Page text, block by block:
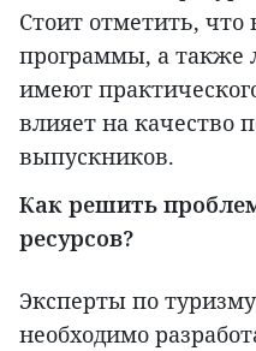
Стоит отметить,
программы, а также
имеют
влияет на качество
выпускников.
Как решить
ресурсов?
Эксперты по
необходимо